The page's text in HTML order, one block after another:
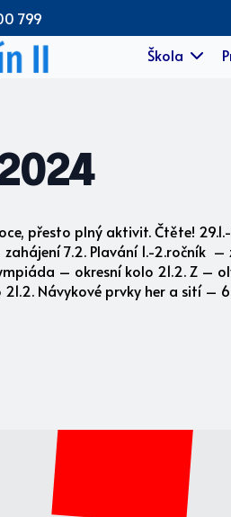
799
Škola
přesto plný aktivit. Čtěte!
7.2. Plavání 1.-2.ročník –
– okresní kolo 21.2.
Návykové prvky her a sití